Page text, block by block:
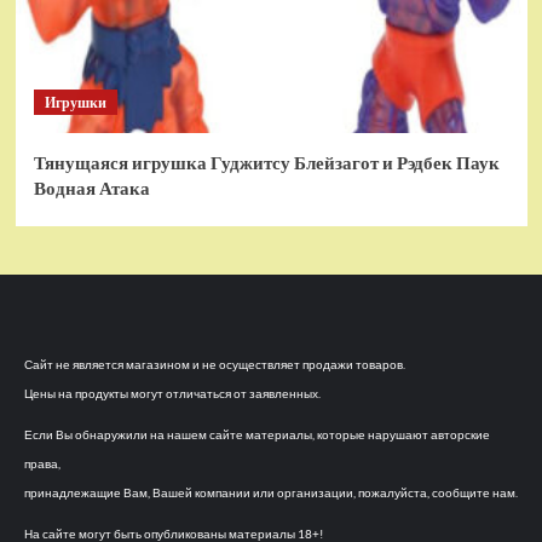
Игрушки
Тянущаяся игрушка Гуджитсу Блейзагот и Рэдбек Паук
Водная Атака
Сайт не является магазином и не осуществляет продажи товаров.
Цены на продукты могут отличаться от заявленных.
Если Вы обнаружили на нашем сайте материалы, которые нарушают авторские
права,
принадлежащие Вам, Вашей компании или организации, пожалуйста, сообщите нам.
На сайте могут быть опубликованы материалы 18+!